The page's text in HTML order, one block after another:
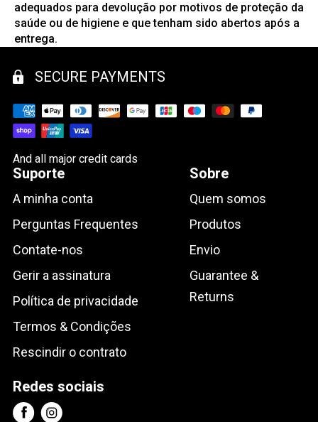
adequados para devolução por motivos de proteção da
saúde ou de higiene e que tenham sido abertos após a
entrega.
SECURE PAYMENTS
And all major credit cards
Suporte
A minha conta
Perguntas Frequentes
Contate-nos
Gerir a assinatura
Política de privacidade
Termos & Condições
Rescindir o contrato
Sobre
Quem somos
Produtos
Envio
Guarantee &
Returns
Redes sociais